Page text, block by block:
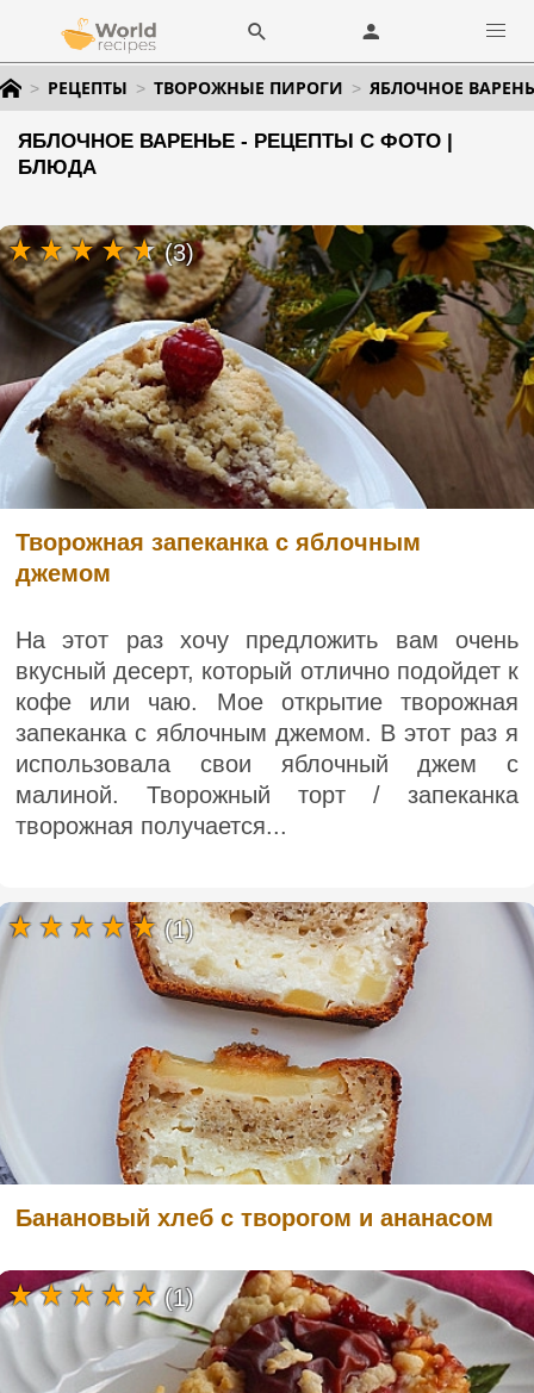
РЕЦЕПТЫ ТВОРОЖНЫЕ ПИРОГИ ЯБЛОЧНОЕ
ЯБЛОЧНОЕ ВАРЕНЬЕ - РЕЦЕПТЫ С ФОТО |
БЛЮДА
Творожная запеканка с яблочным
джемом
На этот раз хочу предложить вам очень
вкусный десерт, который отлично подойдет к
кофе или чаю. Мое открытие творожная
запеканка с яблочным джемом. В этот раз я
использовала свои яблочный джем с
малиной. Творожный торт / запеканка
творожная получается...
(3)
Банановый хлеб с творогом и ананасом
(1)
(1)